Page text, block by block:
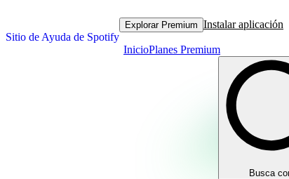
Sitio de Ayuda de Spotify
Explorar Premium Instalar aplicación
InicioPlanes Premium
Busca